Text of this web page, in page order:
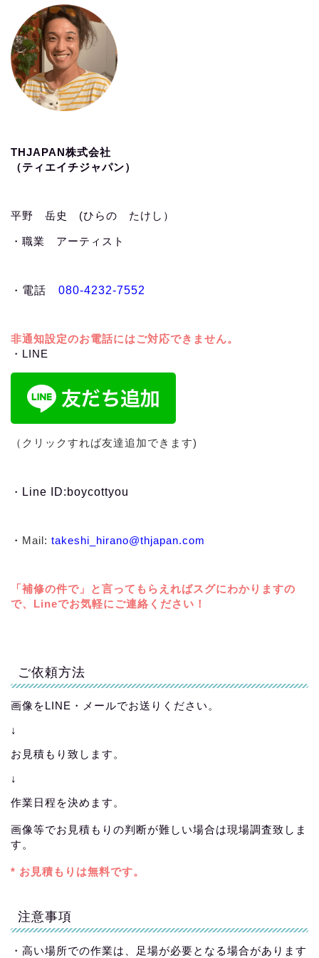
THJAPAN株式会社
（ティエイチジャパン）
平野 岳史 (ひらの たけし）
・職業 アーティスト
・ 電話 080-4232-7552
非通知設定のお電話にはご対応できません。
・LINE
（クリックすれば友達追加できます)
・ Line ID:boycottyou
・ Mail: takeshi_hirano@thjapan.com
「補修の件で」と言ってもらえればスグにわかりますの
で、Lineでお気軽にご連絡ください！
ご依頼方法
画像をLINE・メールでお送りください。
↓
お見積もり致します。
↓
作業日程を決めます。
画像等でお見積もりの判断が難しい場合は現場調査致しま
す。
* お見積もりは無料です。
注意事項
・高い場所での作業は、足場が必要となる場合があります